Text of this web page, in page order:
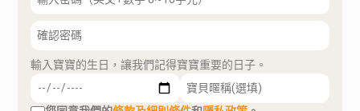
輸入寶寶的生日，讓我們記得寶寶重要的日子。